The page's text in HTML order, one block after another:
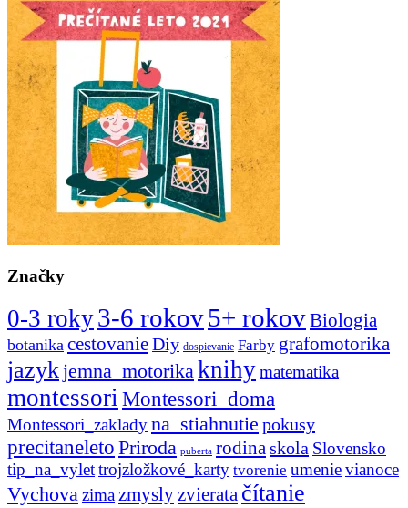
Značky
0-3 roky3-6 rokov5+ rokovBiologia
botanika cestovanieDiy dospievanie Farby grafomotorika
jazykjemna_motorikaknihymatematika
montessoriMontessori_doma
Montessori_zakladyna_stiahnutie pokusy
precitaneleto Priroda puberta rodinaskola Slovensko
tip_na_vylettrojzložkové_karty tvorenie umenievianoce
Vychovazimazmysly zvierata čítanie